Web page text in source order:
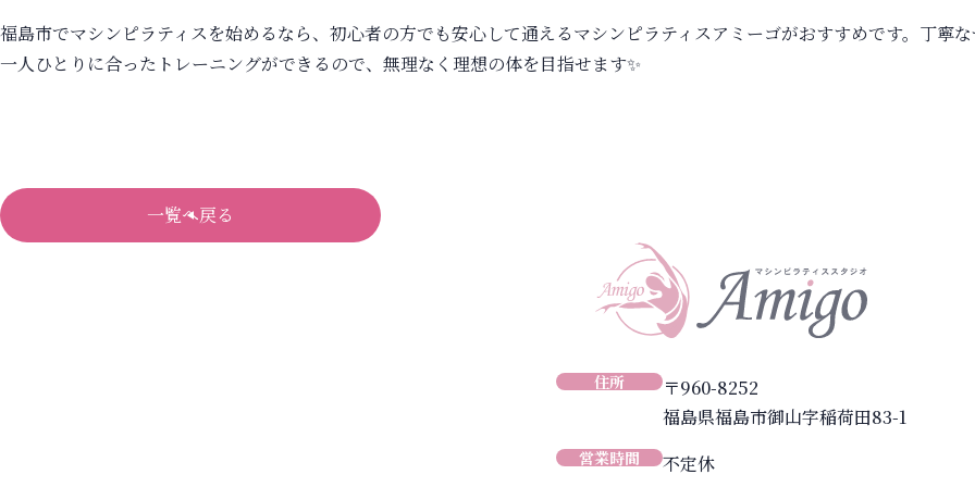
福島市でマシンピラティスを始めるなら、初心者の方でも安心して通えるマシンピラティスアミーゴがおすすめです。丁寧な
一人ひとりに合ったトレーニングができるので、無理なく理想の体を目指せます✨
一覧へ戻る
住所
〒960-8252
福島県福島市御山字稲荷田83-1
営業時間 不定休